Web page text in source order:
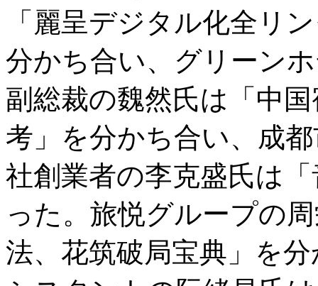
「麗呈デジタル化全リ
分かち合い、グリーン
副総裁の魏然氏は「中
考」を分かち合い、成
社創業者の李克盛氏は
った。旅悦グループの
法、花筑破局宝典」を